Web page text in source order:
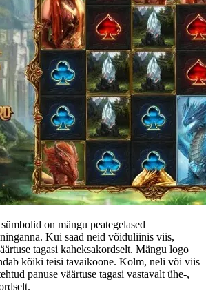
on mängu peategelased
Kui saad neid võiduliinis viis,
tagasi kaheksakordselt. Mängu logo
kõiki teisi tavaikoone. Kolm, neli või viis
panuse väärtuse tagasi vastavalt ühe-,